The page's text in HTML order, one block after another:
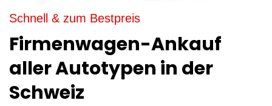
Schnell & zum Bestpreis
Firmenwagen-Ankauf
aller Autotypen in der
Schweiz